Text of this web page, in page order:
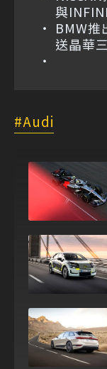
與
BMW
送晶華
Audi